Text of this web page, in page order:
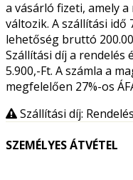
a vásárló fizeti, amely
változik. A szállítási idő
lehetőség bruttó
Szállítási díj a rendelés
5.900,-Ft. A számla a
megfelelően 27%-os
Szállítási díj:
SZEMÉLYES ÁTVÉTEL